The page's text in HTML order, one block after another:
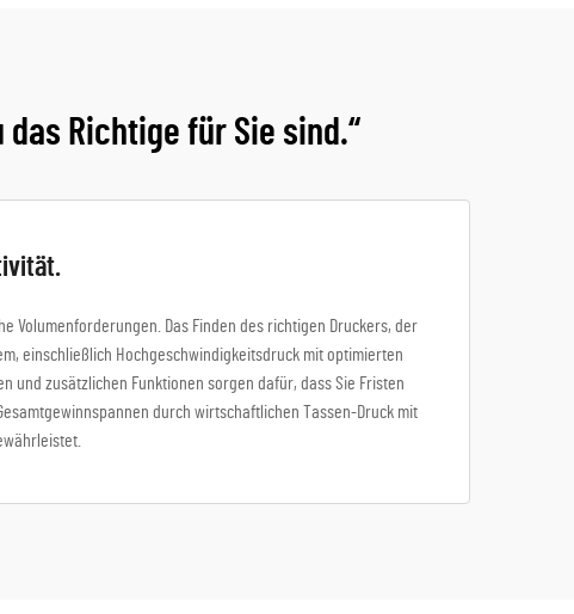
Richtige für Sie sind.“
Volumenforderungen. Das Finden des richtigen Druckers, der
einschließlich Hochgeschwindigkeitsdruck mit optimierten
und zusätzlichen Funktionen sorgen dafür, dass Sie Fristen
durch wirtschaftlichen Tassen-Druck mit